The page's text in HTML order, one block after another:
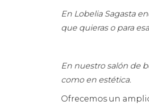
En Lobelia Sagasta
que quieras o para
En nuestro salón de
como en estética.
Ofrecemos un